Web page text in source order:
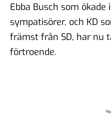
Ebba Busch som
sympatisörer, och KD
främst från SD, har nu
förtroende.